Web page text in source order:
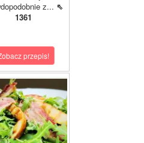
z... ⇖
1361
przepis!